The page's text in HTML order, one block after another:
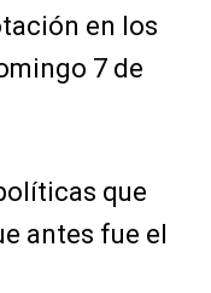
en los
7 de
que
antes fue el